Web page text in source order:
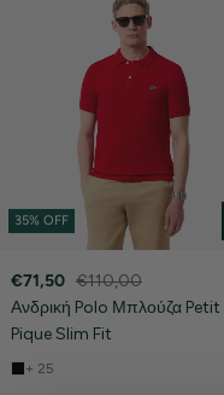
35% OFF
€71,50 €110,00
Ανδρική Polo Μπλούζα Petit
Pique Slim Fit
+ 25